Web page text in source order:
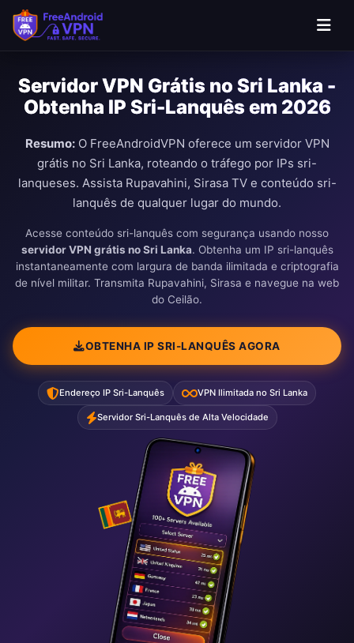
Servidor VPN Grátis no Sri Lanka -
Obtenha IP Sri-Lanquês em 2026
Resumo:O FreeAndroidVPN oferece um servidor VPN
grátis no Sri Lanka, roteando o tráfego por IPs sri-
lanqueses. Assista Rupavahini, Sirasa TV e conteúdo sri-
lanquês de qualquer lugar do mundo.
Acesse conteúdo sri-lanquês com segurança usando nosso
servidor VPN grátis no Sri Lanka. Obtenha um IP sri-lanquês
instantaneamente com largura de banda ilimitada e criptografia
de nível militar. Transmita Rupavahini, Sirasa e navegue na web
do Ceilão.
OBTENHA IP SRI-LANQUÊS AGORA
Endereço IP Sri-Lanquês VPN Ilimitada no Sri Lanka
Servidor Sri-Lanquês de Alta Velocidade